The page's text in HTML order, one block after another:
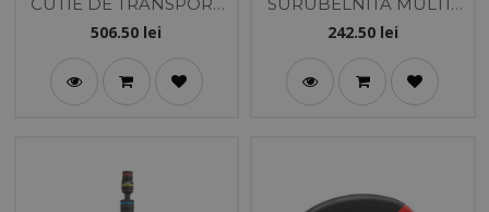
SCULE PACKOUT MAX.
506.50 lei
BIT 27 IN 1
242.50lei